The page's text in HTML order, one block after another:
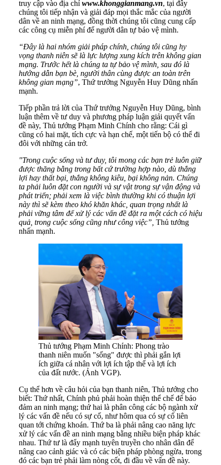
truy cập vào địa chỉ www.khonggianmang.vn, tại đây
chúng tôi tiếp nhận và giải đáp mọi thắc mắc của người
dân về an ninh mạng, đồng thời chúng tôi cũng cung cấp
các công cụ miễn phí để người dân tự bảo vệ mình.
“Đây là hai nhóm giải pháp chính, chúng tôi cũng hy
vọng thanh niên sẽ là lực lượng xung kích trên không gian
mạng. Trước hết là chúng ta tự bảo vệ mình, sau đó là
hướng dẫn bạn bè, người thân cùng được an toàn trên
không gian mạng”, Thứ trưởng Nguyễn Huy Dũng nhấn
mạnh.
Tiếp phần trả lời của Thứ trưởng Nguyễn Huy Dũng, bình
luận thêm về tư duy và phương pháp luận giải quyết vấn
đề này, Thủ tướng Phạm Minh Chính cho rằng: Cái gì
cũng có hai mặt, tích cực và hạn chế, một tiến bộ có thể đi
đôi với những cản trở.
"Trong cuộc sống và tư duy, tôi mong các bạn trẻ luôn giữ
được thăng bằng trong bất cứ trường hợp nào, dù thắng
lợi hay thất bại, thắng không kiêu, bại không nản. Chúng
ta phải luôn đặt con người và sự vật trong sự vận động và
phát triển; phải xem là việc bình thường khi có thuận lợi
này thì sẽ kèm theo khó khăn khác, quan trọng nhất là
phải vững tâm để xử lý các vấn đề đặt ra một cách có hiệu
quả, trong cuộc sống cũng như công việc”, Thủ tướng
nhấn mạnh.
Thủ tướng Phạm Minh Chính: Phong trào
thanh niên muốn "sống" được thì phải gắn lợi
ích giữa cá nhân với lợi ích tập thể và lợi ích
của đất nước. (Ảnh VGP).
Cụ thể hơn về câu hỏi của bạn thanh niên, Thủ tướng cho
biết: Thứ nhất, Chính phủ phải hoàn thiện thể chế để bảo
đảm an ninh mạng; thứ hai là phân công các bộ ngành xử
lý các vấn đề nếu có sự cố, như hôm qua có sự cố liên
quan tới chứng khoán. Thứ ba là phải nâng cao năng lực
xử lý các vấn đề an ninh mạng bằng nhiều biện pháp khác
nhau. Thứ tư là đẩy mạnh tuyên truyền cho nhân dân để
nâng cao cảnh giác và có các biện pháp phòng ngừa, trong
đó các bạn trẻ phải làm nòng cốt, đi đầu về vấn đề này.